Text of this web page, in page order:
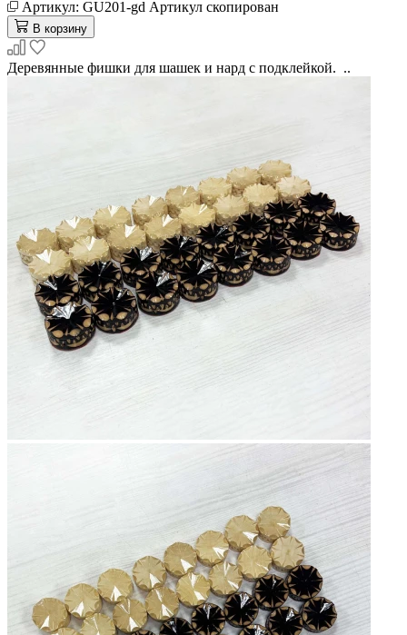
Артикул: GU201-gd Артикул скопирован
В корзину
Деревянные фишки для шашек и нард с подклейкой. ..